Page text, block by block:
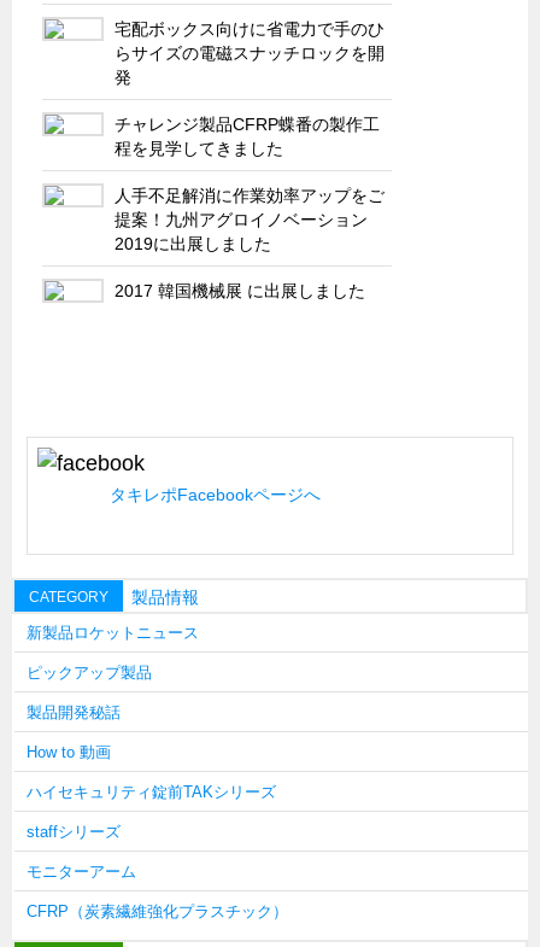
連載
営業、丸ごとフカボリ
新製品開発最前線
Before After
隠れた名品
旬の野菜とタキゲン製品
PICK UP NEWS
ポンチ絵の基礎と描き方
瀧源点回帰
光る技術！未来へのモノづくり
ECOLOGY NEWS SCRAMBLE
わが街わが支店
支店所在地（歴史探訪）
ニッポン再発見
あれこれWATCH
こんなとき、どう言うの?
４コマ漫画 のんきなのんちゃん
CATEGORY タキゲンinfo.
お知らせ
宅配ボックス向けに省電力で手のひ
らサイズの電磁スナッチロックを開
発
チャレンジ製品CFRP蝶番の製作工
程を見学してきました
人手不足解消に作業効率アップをご
提案！九州アグロイノベーション
2019に出展しました
2017 韓国機械展 に出展しました
タキレポFacebookページへ
CATEGORY 製品情報
新製品ロケットニュース
ピックアップ製品
製品開発秘話
How to 動画
ハイセキュリティ錠前TAKシリーズ
staffシリーズ
モニターアーム
CFRP（炭素繊維強化プラスチック）